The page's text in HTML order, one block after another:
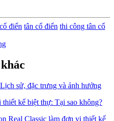
điển tân cổ điển thi công tân cổ
sử, đặc trưng và ảnh hưởng
kế biệt thự: Tại sao không?
Real Classic làm đơn vị thiết kế